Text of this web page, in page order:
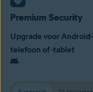
Premium Security
Upgrade voor Android-
telefoon of -tablet